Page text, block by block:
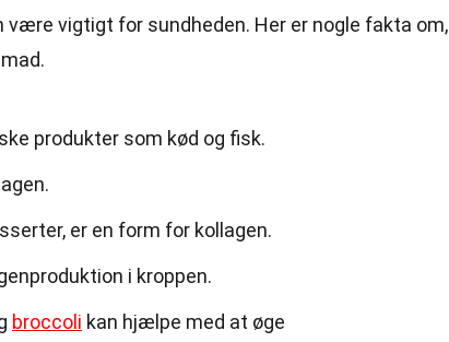
vigtigt for sundheden. Her er nogle fakta om,
produkter som kød og fisk.
er en form for kollagen.
i kroppen.
broccoli kan hjælpe med at øge